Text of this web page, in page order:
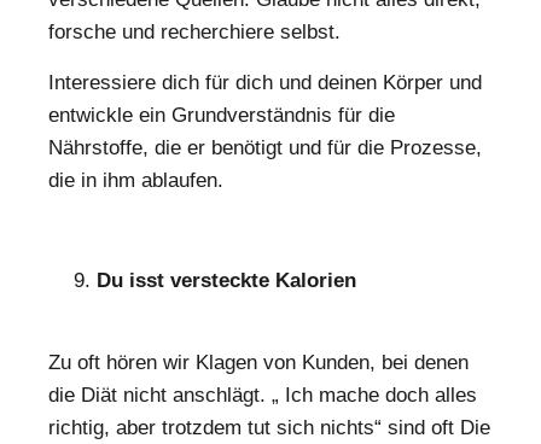
forsche und recherchiere selbst.
Interessiere dich für dich und deinen Körper und
entwickle ein Grundverständnis für die
Nährstoffe, die er benötigt und für die Prozesse,
die in ihm ablaufen.
Du isst versteckte Kalorien
Zu oft hören wir Klagen von Kunden, bei denen
die Diät nicht anschlägt. „ Ich mache doch alles
richtig, aber trotzdem tut sich nichts“ sind oft Die